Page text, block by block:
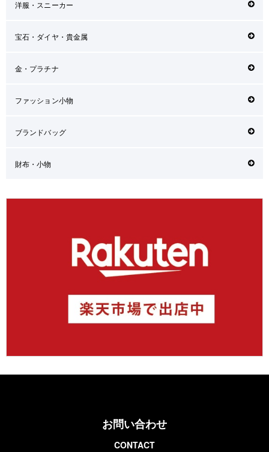
洋服・スニーカー
宝石・ダイヤ・貴金属
金・プラチナ
ファッション小物
ブランドバッグ
財布・小物
お問い合わせ
CONTACT